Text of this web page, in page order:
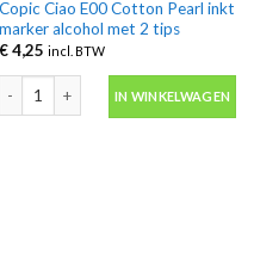
met 2 tips aantal
Copic Ciao E00 Cotton Pearl inkt
marker alcohol met 2 tips
€4,25 incl. BTW
Copic Ciao E00 Cotton Pearl inkt
IN WINKELWAGEN